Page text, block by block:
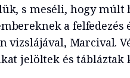
s meséli, hogy
a felfedezés
vizslájával, Marcival.
jelöltek és tábláztak